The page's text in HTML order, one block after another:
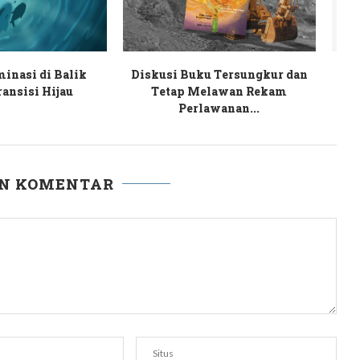
Fisipol
Ambil Sikap
Bara Akar Rumput Aksi Gejayan
Tantang Kesewenangan Rezim...
KOMENTAR